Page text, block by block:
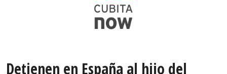
Detienen en España al hijo del